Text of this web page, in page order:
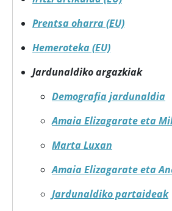
Prentsa oharra (EU)
Hemeroteka (EU)
Jardunaldiko argazkiak
Demografia jardunaldia
Amaia Elizagarate eta
Marta Luxan
Amaia Elizagarate eta
Jardunaldiko partaideak